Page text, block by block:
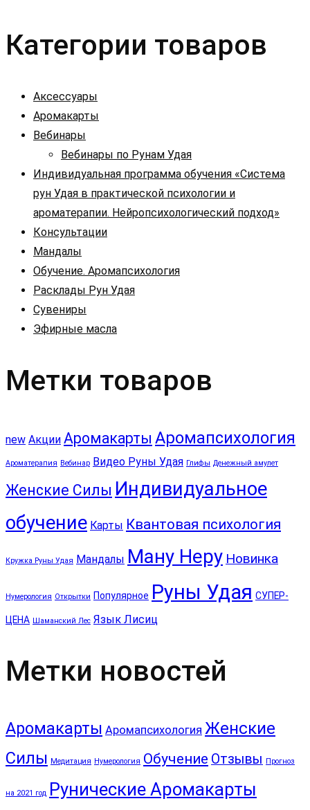
Категории товаров
Аксессуары
Аромакарты
Вебинары
Вебинары по Рунам Удая
Индивидуальная программа обучения «Система
рун Удая в практической психологии и
ароматерапии. Нейропсихологический подход»
Консультации
Мандалы
Обучение. Аромапсихология
Расклады Рун Удая
Сувениры
Эфирные масла
Метки товаров
new Акции Аромакарты Аромапсихология
Ароматерапия Вебинар Видео Руны Удая Глифы Денежный амулет
Женские Силы Индивидуальное
обучение Карты Квантовая психология
Кружка Руны Удая Мандалы Ману Неру Новинка
Нумерология Открытки Популярное Руны Удая СУПЕР-
ЦЕНА Шаманский Лес Язык Лисиц
Метки новостей
Аромакарты Аромапсихология Женские
Силы Медитация Нумерология Обучение Отзывы Прогноз
на 2021 год Рунические Аромакарты